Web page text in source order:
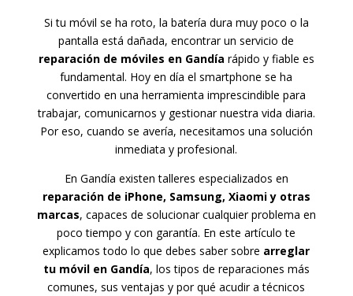
Si tu móvil se ha roto, la batería dura muy poco o la
pantalla está dañada, encontrar un servicio de
reparación de móviles en Gandía rápido y fiable es
fundamental. Hoy en día el smartphone se ha
convertido en una herramienta imprescindible para
trabajar, comunicarnos y gestionar nuestra vida diaria.
Por eso, cuando se avería, necesitamos una solución
inmediata y profesional.
En Gandía existen talleres especializados en
reparación de iPhone, Samsung, Xiaomi y otras
marcas, capaces de solucionar cualquier problema en
poco tiempo y con garantía. En este artículo te
explicamos todo lo que debes saber sobre arreglar
tu móvil en Gandía, los tipos de reparaciones más
comunes, sus ventajas y por qué acudir a técnicos